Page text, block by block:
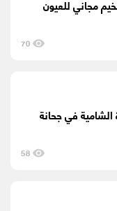
مجاني للعيون
70
في جحانة
58